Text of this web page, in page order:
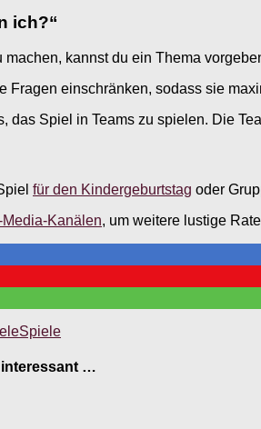
ich?“
kannst du ein Thema
Fragen einschränken, sodass sie
das Spiel in Teams zu spielen. Die
für den Kindergeburtstag oder
Kanälen, um weitere lustige
Spiele
interessant …